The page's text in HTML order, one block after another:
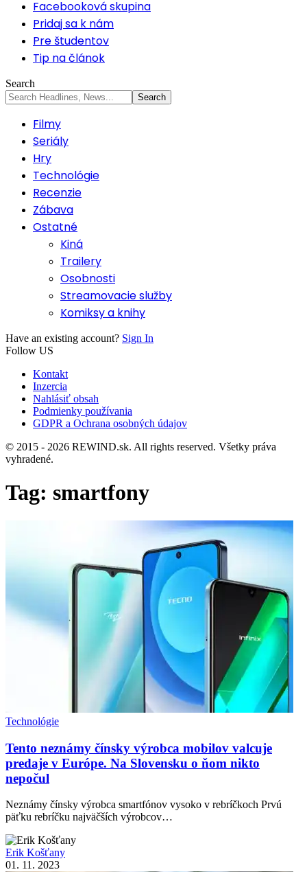
Facebooková skupina
Pridaj sa k nám
Pre študentov
Tip na článok
Search
Filmy
Seriály
Hry
Technológie
Recenzie
Zábava
Ostatné
Kiná
Trailery
Osobnosti
Streamovacie služby
Komiksy a knihy
Have an existing account? Sign In
Follow US
Kontakt
Inzercia
Nahlásiť obsah
Podmienky používania
GDPR a Ochrana osobných údajov
© 2015 - 2026 REWIND.sk. All rights reserved. Všetky práva
vyhradené.
Tag: smartfony
Technológie
Tento neznámy čínsky výrobca mobilov valcuje
predaje v Európe. Na Slovensku o ňom nikto
nepočul
Neznámy čínsky výrobca smartfónov vysoko v rebríčkoch Prvú
päťku rebríčku najväčších výrobcov…
Erik Košťany
01. 11. 2023